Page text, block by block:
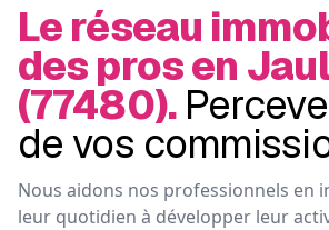
Le réseau
des pros en
(77480).
de vos
Nous aidons nos professionnels en
leur quotidien à développer leur